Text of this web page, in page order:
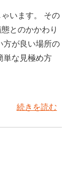
います。 その
とのかかわり
方が良い場所の
単な見極め方
続きを読む